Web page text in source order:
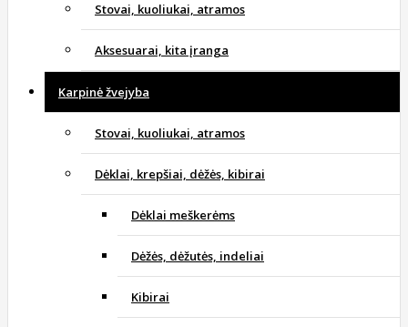
Stovai, kuoliukai, atramos
Aksesuarai, kita įranga
Karpinė žvejyba
Stovai, kuoliukai, atramos
Dėklai, krepšiai, dėžės, kibirai
Dėklai meškerėms
Dėžės, dėžutės, indeliai
Kibirai